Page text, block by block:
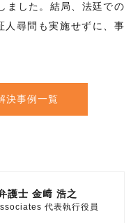
ました。結局、法廷での
人尋問も実施せずに、事
決事例一覧
護士金﨑 浩之
代表執行役員